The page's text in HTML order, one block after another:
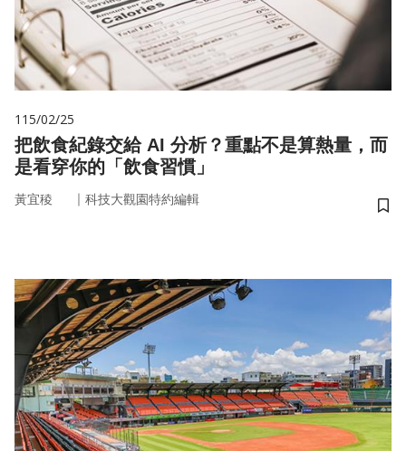
115/02/25
把飲食紀錄交給 AI 分析？重點不是算熱量，而
是看穿你的「飲食習慣」
黃宜稜 ｜ 科技大觀園特約編輯
儲